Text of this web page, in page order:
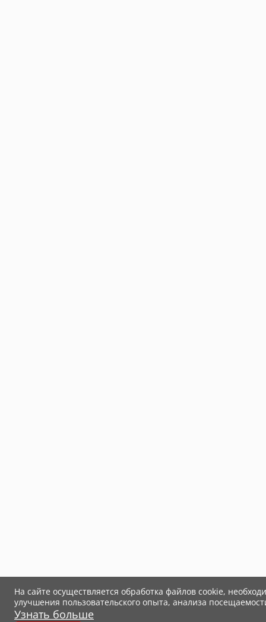
На сайте осуществляется обработка файлов cookie,
улучшения пользовательского опыта, анализа
Узнать больше